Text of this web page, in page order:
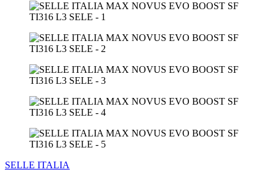
SELLE ITALIA